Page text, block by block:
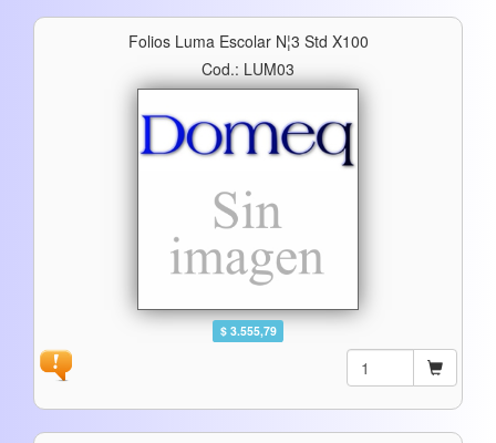
Folios Luma Escolar N¦3 Std X100
Cod.: LUM03
$ 3.555,79